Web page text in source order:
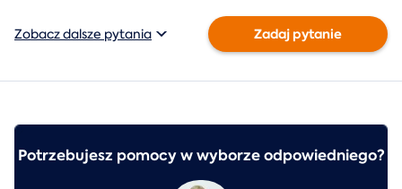
Zobacz dalsze pytania Zadaj pytanie
Potrzebujesz pomocy w wyborze odpowiedniego?